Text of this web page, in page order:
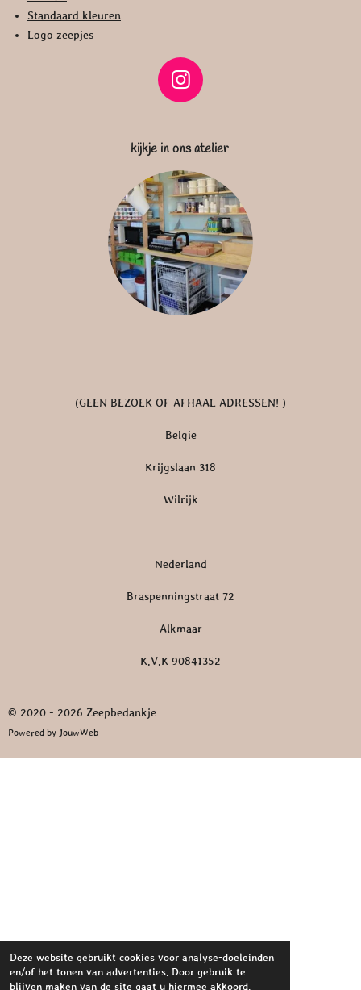
Deze website gebruikt cookies voor analyse-doeleinden
en/of het tonen van advertenties. Door gebruik te
blijven maken van de site gaat u hiermee akkoord.
Standaard kleuren
Logo zeepjes
I
t
a
g
r
a
m
kijkje in ons atelier
(GEEN BEZOEK OF AFHAAL ADRESSEN! )
Belgie
Krijgslaan 318
Wilrijk
Nederland
Braspenningstraat 72
Alkmaar
K.V.K 90841352
© 2020 - 2026 Zeepbedankje
Powered by JouwWeb